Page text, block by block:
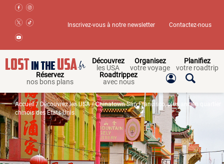
Inscrivez-vous à notre newsletter Contactez-nous
Découvrez
les USA
Organisez
votre voyage
Planifiez
votre roadtrip
Réservez
nos bons plans
Roadtrippez
avec nous
Accueil/ Découvrez les USA/ Chinatown San Francisco, plus ancien quartier
chinois des Etats-Unis